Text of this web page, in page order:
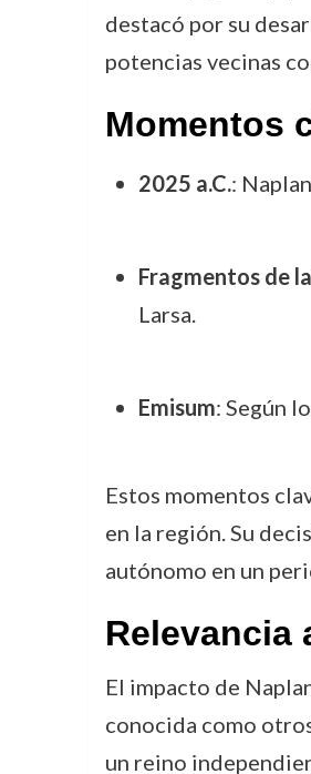
destacó por su
potencias vecinas
Momentos
2025 a.C.:
Fragmentos de
Larsa.
Emisum: Según
Estos momentos
en la región. Su
autónomo en un
Relevancia
El impacto de
conocida como
un reino